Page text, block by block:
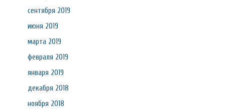
сентября 2019
июня 2019
марта 2019
февраля 2019
января 2019
декабря 2018
ноября 2018